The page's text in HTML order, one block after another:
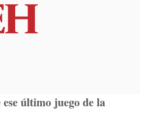
último juego de la